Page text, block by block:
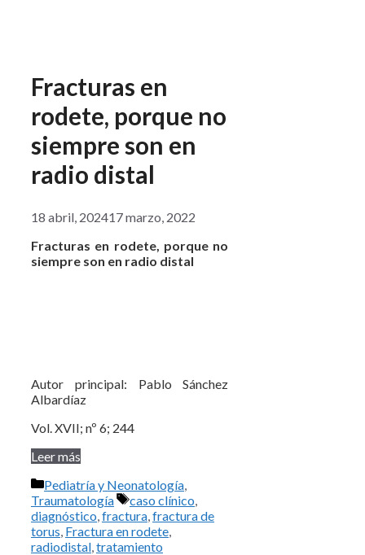
Fracturas en
rodete, porque no
siempre son en
radio distal
18 abril, 202417 marzo, 2022
Fracturas en rodete, porque no
siempre son en radio distal
Autor principal: Pablo Sánchez
Albardíaz
Vol. XVII; nº 6; 244
Leer más
Categorías
Pediatría y Neonatología,
Traumatología
Etiquetas
caso clínico,
diagnóstico,fractura,fractura de
torus, Fractura en rodete,
radiodistal,tratamiento